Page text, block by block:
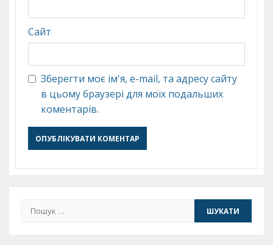
Сайт
Зберегти моє ім'я, e-mail, та адресу сайту
в цьому браузері для моїх подальших
коментарів.
Пошук: